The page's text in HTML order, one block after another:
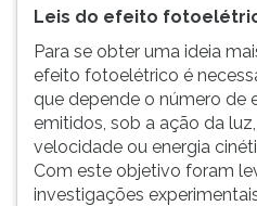
Leis do efeito
Para se obter uma ideia
efeito fotoelétrico é
que depende o número de
emitidos, sob a ação da
velocidade ou energia
Com este objetivo foram
investigações